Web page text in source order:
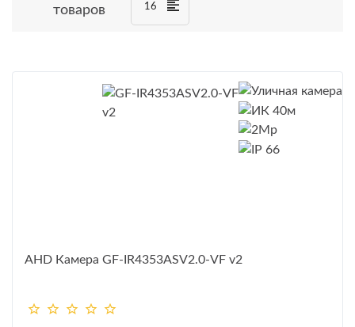
товаров 16
AHD Камера GF-IR4353ASV2.0-VF v2